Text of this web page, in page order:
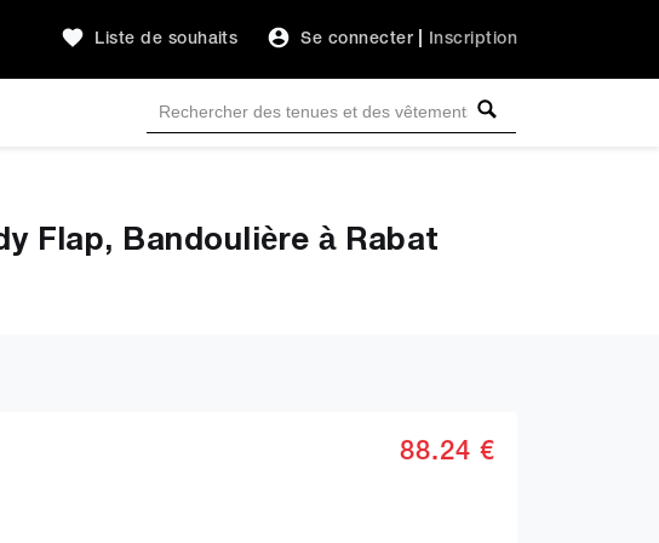
Liste de souhaits Se connecter Inscription
Flap, Bandoulière à Rabat
88.24 €